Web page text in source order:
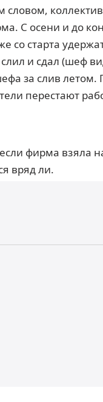
словом,
С осени и до
со старта
и сдал (шеф
за слив летом.
перестают
фирма взяла
вряд ли.